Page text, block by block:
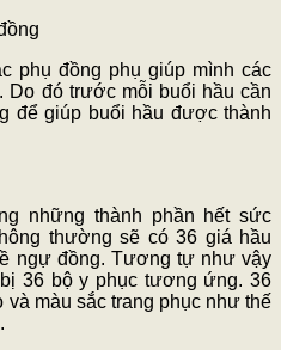
phụ đồng phụ giúp mình các
Do đó trước mỗi buổi hầu cần
để giúp buổi hầu được thành
những thành phần hết sức
thường sẽ có 36 giá hầu
ngự đồng. Tương tự như vậy
36 bộ y phục tương ứng. 36
màu sắc trang phục như thế